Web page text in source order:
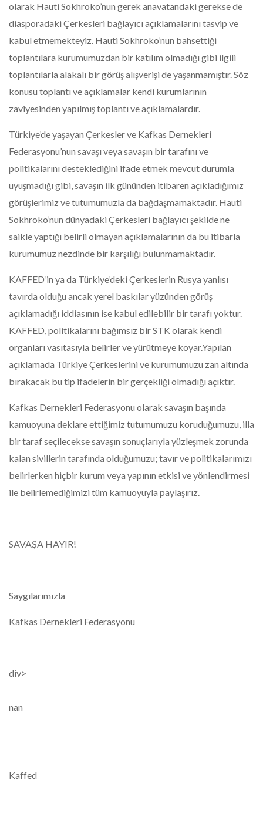
olarak Hauti Sokhroko’nun gerek anavatandaki gerekse de
diasporadaki Çerkesleri bağlayıcı açıklamalarını tasvip ve
kabul etmemekteyiz. Hauti Sokhroko’nun bahsettiği
toplantılara kurumumuzdan bir katılım olmadığı gibi ilgili
toplantılarla alakalı bir görüş alışverişi de yaşanmamıştır. Söz
konusu toplantı ve açıklamalar kendi kurumlarının
zaviyesinden yapılmış toplantı ve açıklamalardır.
Türkiye’de yaşayan Çerkesler ve Kafkas Dernekleri
Federasyonu’nun savaşı veya savaşın bir tarafını ve
politikalarını desteklediğini ifade etmek mevcut durumla
uyuşmadığı gibi, savaşın ilk gününden itibaren açıkladığımız
görüşlerimiz ve tutumumuzla da bağdaşmamaktadır. Hauti
Sokhroko’nun dünyadaki Çerkesleri bağlayıcı şekilde ne
saikle yaptığı belirli olmayan açıklamalarının da bu itibarla
kurumumuz nezdinde bir karşılığı bulunmamaktadır.
KAFFED’in ya da Türkiye’deki Çerkeslerin Rusya yanlısı
tavırda olduğu ancak yerel baskılar yüzünden görüş
açıklamadığı iddiasının ise kabul edilebilir bir tarafı yoktur.
KAFFED, politikalarını bağımsız bir STK olarak kendi
organları vasıtasıyla belirler ve yürütmeye koyar.Yapılan
açıklamada Türkiye Çerkeslerini ve kurumumuzu zan altında
bırakacak bu tip ifadelerin bir gerçekliği olmadığı açıktır.
Kafkas Dernekleri Federasyonu olarak savaşın başında
kamuoyuna deklare ettiğimiz tutumumuzu koruduğumuzu, illa
bir taraf seçilecekse savaşın sonuçlarıyla yüzleşmek zorunda
kalan sivillerin tarafında olduğumuzu; tavır ve politikalarımızı
belirlerken hiçbir kurum veya yapının etkisi ve yönlendirmesi
ile belirlemediğimizi tüm kamuoyuyla paylaşırız.
SAVAŞA HAYIR!
Saygılarımızla
Kafkas Dernekleri Federasyonu
div>
nan
Kaffed